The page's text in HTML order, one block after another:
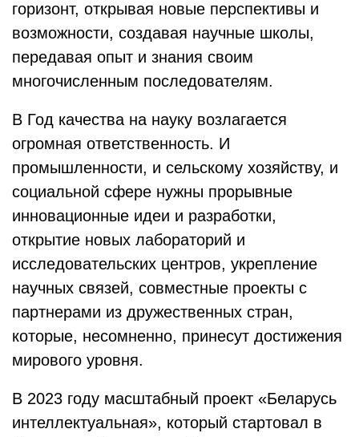
горизонт, открывая новые перспективы и
возможности, создавая научные школы,
передавая опыт и знания своим
многочисленным последователям.
В Год качества на науку возлагается
огромная ответственность. И
промышленности, и сельскому хозяйству, и
социальной сфере нужны прорывные
инновационные идеи и разработки,
открытие новых лабораторий и
исследовательских центров, укрепление
научных связей, совместные проекты с
партнерами из дружественных стран,
которые, несомненно, принесут достижения
мирового уровня.
В 2023 году масштабный проект «Беларусь
интеллектуальная», который стартовал в